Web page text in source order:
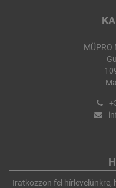
Iratkozzon fel